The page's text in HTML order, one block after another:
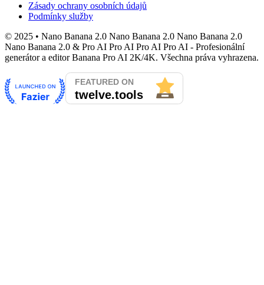
Zásady ochrany osobních údajů
Podmínky služby
© 2025 • Nano Banana 2.0 Nano Banana 2.0 Nano Banana 2.0
Nano Banana 2.0 & Pro AI Pro AI Pro AI Pro AI - Profesionální
generátor a editor Banana Pro AI 2K/4K. Všechna práva vyhrazena.